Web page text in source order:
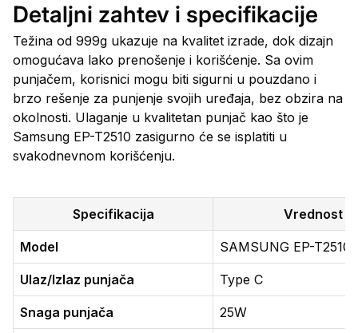
Detaljni zahtev i specifikacije
Težina od 999g ukazuje na kvalitet izrade, dok dizajn
omogućava lako prenošenje i korišćenje. Sa ovim
punjačem, korisnici mogu biti sigurni u pouzdano i
brzo rešenje za punjenje svojih uređaja, bez obzira na
okolnosti. Ulaganje u kvalitetan punjač kao što je
Samsung EP-T2510 zasigurno će se isplatiti u
svakodnevnom korišćenju.
Specifikacija Vrednost
Model SAMSUNG EP-
Ulaz/Izlaz punjača Type C
Snaga punjača 25W